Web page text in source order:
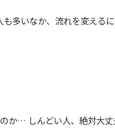
多いなか、流れを変える
か… しんどい人、絶対大丈